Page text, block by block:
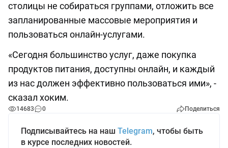
столицы не собираться группами, отложить все
запланированные массовые мероприятия и
пользоваться онлайн-услугами.
«Сегодня большинство услуг, даже покупка
продуктов питания, доступны онлайн, и каждый
из нас должен эффективно пользоваться ими», -
сказал хоким.
14683 0 Поделиться
Подписывайтесь на наш Telegram, чтобы быть
в курсе последних новостей.